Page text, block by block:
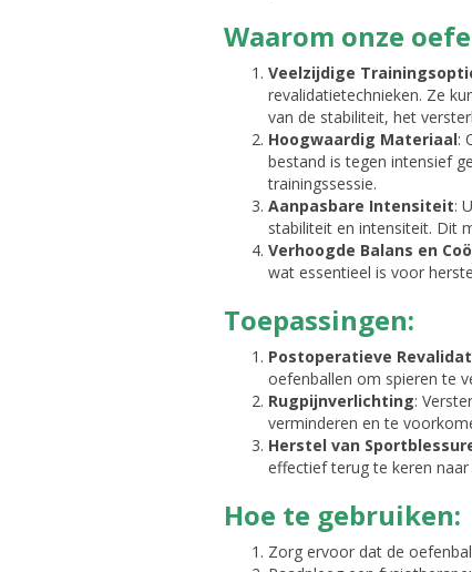
Waarom onze
Veelzijdige
revalidatietechnieken. Ze
van de stabiliteit, het
Hoogwaardig Materiaal:
bestand is tegen intensief
trainingssessie.
Aanpasbare Intensiteit:
stabiliteit en intensiteit. Dit
Verhoogde Balans en
wat essentieel is voor
Toepassingen:
Postoperatieve
oefenballen om spieren te
Rugpijnverlichting:
verminderen en te
Herstel van
effectief terug te keren
Hoe te gebruiken:
Zorg ervoor dat de